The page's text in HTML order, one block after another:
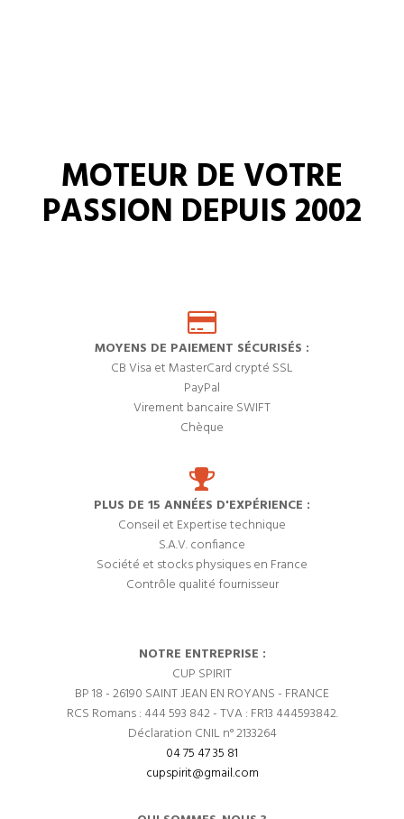
MOTEUR DE VOTRE
PASSION DEPUIS 2002
MOYENS DE PAIEMENT SÉCURISÉS :
CB Visa et MasterCard crypté SSL
PayPal
Virement bancaire SWIFT
Chèque
PLUS DE 15 ANNÉES D'EXPÉRIENCE :
Conseil et Expertise technique
S.A.V. confiance
Société et stocks physiques en France
Contrôle qualité fournisseur
NOTRE ENTREPRISE :
CUP SPIRIT
BP 18 - 26190 SAINT JEAN EN ROYANS - FRANCE
RCS Romans : 444 593 842 - TVA : FR13 444593842.
Déclaration CNIL n° 2133264
04 75 47 35 81
cupspirit@gmail.com